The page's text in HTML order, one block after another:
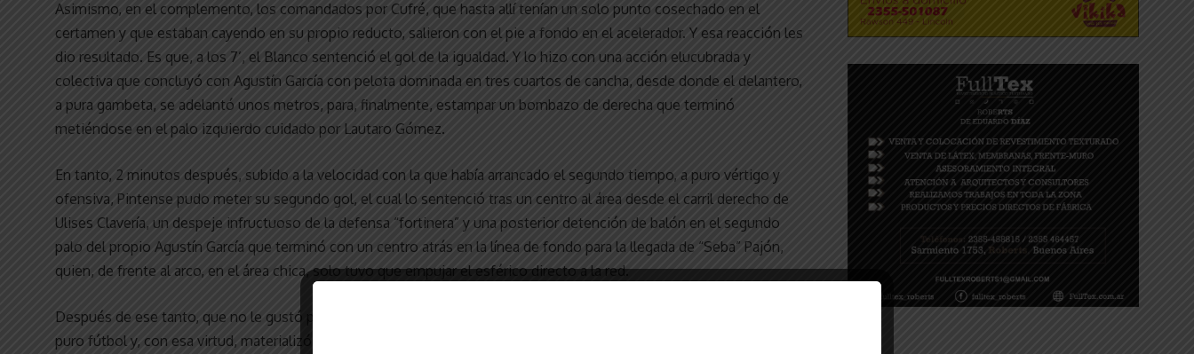
Asimismo, en el complemento, los comandados por Cufré, que hasta allí tenían un solo punto cosechado en el
certamen y que estaban cayendo en su propio reducto, salieron con el pie a fondo en el acelerador. Y esa reacción les
dio resultado. Es que, a los 7’, el Blanco sentenció el gol de la igualdad. Y lo hizo con una acción elucubrada y
colectiva que concluyó con Agustín García con pelota dominada en tres cuartos de cancha, desde donde el delantero,
a pura gambeta, se adelantó unos metros, para, finalmente, estampar un bombazo de derecha que terminó
metiéndose en el palo izquierdo cuidado por Lautaro Gómez.
En tanto, 2 minutos después, subido a la velocidad con la que había arrancado el segundo tiempo, a puro vértigo y
ofensiva, Pintense pudo meter su segundo gol, el cual lo sentenció tras un centro al área desde el carril derecho de
Ulises Clavería, un despeje infructuoso de la defensa “fortinera” y una posterior detención de balón en el segundo
palo del propio Agustín García que terminó con un centro atrás en la línea de fondo para la llegada de “Seba” Pajón,
quien, de frente al arco, en el área chica, solo tuvo que empujar el esférico directo a la red.
Después de ese tanto, que no le gustó para nada al Celeste, el propio elenco dirigido de Matías Cavalli reaccionó a
puro fútbol y, con esa virtud, materializó tres acciones clarísimas de gol seguidas que no terminaron en el fondo del